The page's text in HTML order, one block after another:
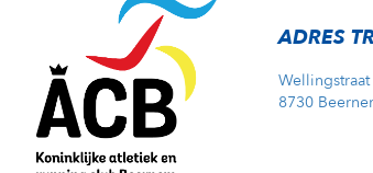
ADRES
8730